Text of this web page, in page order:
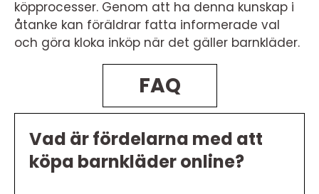
köpprocesser. Genom att ha denna kunskap i
åtanke kan föräldrar fatta informerade val
och göra kloka inköp när det gäller barnkläder.
FAQ
Vad är fördelarna med att
köpa barnkläder online?